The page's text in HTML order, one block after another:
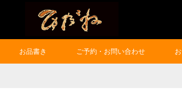
お品書き ご予約・お問い合わせ